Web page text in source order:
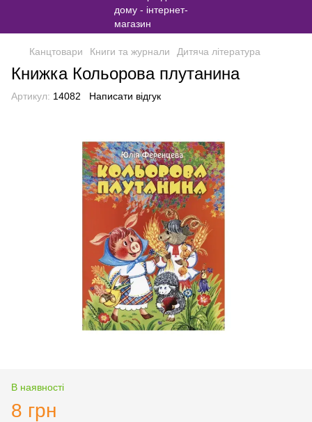
Канцтовари Книги та журнали Дитяча література
Книжка Кольорова плутанина
Артикул: 14082 Написати відгук
В наявності
8 грн